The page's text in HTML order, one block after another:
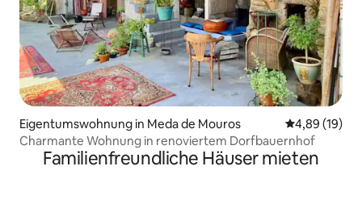
Eigentumswohnung in Meda de Mouros
4,89 (19)
Charmante Wohnung in renoviertem Dorfbauernhof
Familienfreundliche Häuser mieten